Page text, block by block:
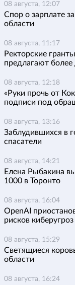
08 августа, 12:07
Спор о зарплате
области
08 августа, 11:17
Ректорские
предлагают более
08 августа, 12:18
«Руки прочь от
подписи под
08 августа, 13:16
Заблудившихся в
спасатели
08 августа, 14:21
Елена Рыбакина
1000 в Торонто
08 августа, 16:04
OpenAI
рисков киберугроз
08 августа, 15:29
Светящиеся
области
08 августа, 16:24